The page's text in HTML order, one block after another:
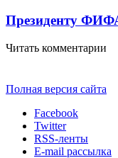
Президенту
Читать комментарии
Полная версия сайта
Facebook
Twitter
RSS-ленты
E-mail рассылка